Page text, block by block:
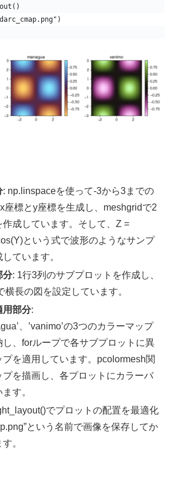
: np.linspaceを使って-3から3までの
座標とy座標を生成し、meshgridで2
作成しています。そして、Z =
という式で波形のようなサンプ
ています。
分: 1行3列のサブプロットを作成し、
横長の図を設定しています。
用部分:
、’vanimo’の3つのカラーマップ
し、forループで各サブプロットに異
プを適用しています。pcolormesh関
を描画し、各プロットにカラーバ
す。
でプロットの配置を最適化
という名前で画像を保存してか
。